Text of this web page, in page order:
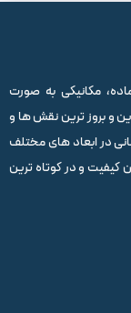
مکانیکی به صورت
و بروز ترین نقش ها و
در ابعاد های مختلف
کیفیت و در کوتاه ترین